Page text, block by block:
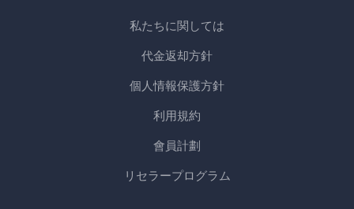
私たちに関しては
代金返却方針
個人情報保護方針
利用規約
會員計劃
リセラープログラム